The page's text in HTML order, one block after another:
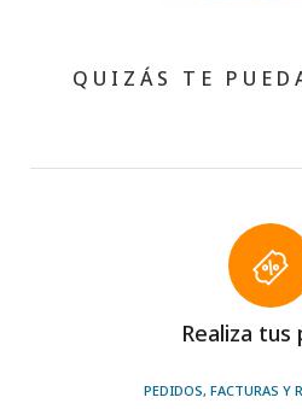
QUIZÁS TE
Realiza tus
PEDIDOS, FACTURAS Y